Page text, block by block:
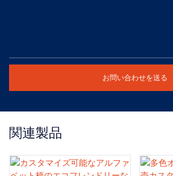
お問い合わせを送る
関連製品